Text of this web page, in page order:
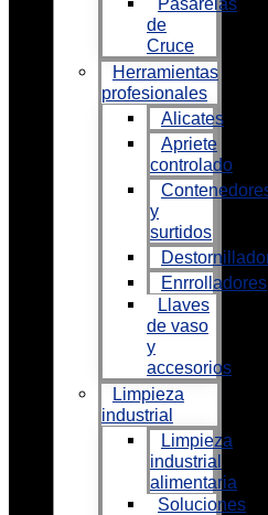
Pasarelas
de
Cruce
Herramientas
profesionales
Alicates
Apriete
controlado
y
surtidos
Enrrolladores
Llaves
de vaso
y
accesorios
Limpieza
industrial
Limpieza
industrial
alimentaria
Soluciones